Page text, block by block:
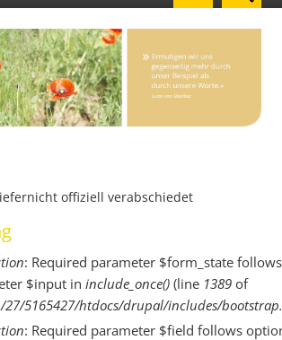
offiziell verabschiedet
: Required parameter $form_state follows
$input in include_once()(line 1389of
5165427/htdocs/drupal/includes/
: Required parameter $field follows